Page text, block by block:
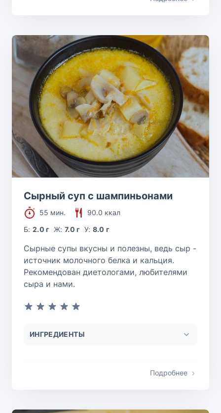
Сырный суп с шампиньонами
55 мин.
90.0 ккал
Б:2.0 г Ж: 7.0 г У: 8.0 г
Сырные супы вкусны и полезны, ведь сыр -
источник молочного белка и кальция.
Рекомендован диетологами, любителями
сыра и нами.
ИНГРЕДИЕНТЫ
Подробнее